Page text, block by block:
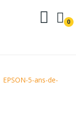
0
EPSON-5-ans-de-